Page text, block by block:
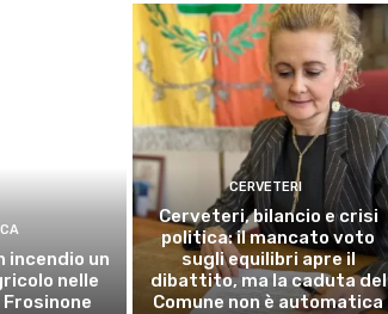
incendio un
nelle
CERVETERI
Cerveteri, bilancio e crisi
politica: il mancato voto
sugli equilibri apre il
dibattito, ma la caduta del
Comune non è automatica